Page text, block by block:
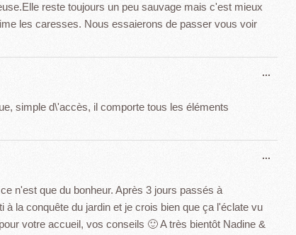
reste toujours un peu sauvage mais c'est mieux
les caresses. Nous essaierons de passer vous voir
simple d\'accès, il comporte tous les éléments
...
n'est que du bonheur. Après 3 jours passés à
la conquête du jardin et je crois bien que ça l'éclate vu
votre accueil, vos conseils 🙂 A très bientôt Nadine &
...